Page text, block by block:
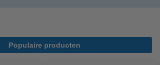
Populaire producten